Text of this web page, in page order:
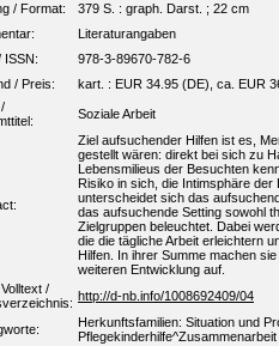
/ Format:
379 S. : graph. Darst. ; 22 cm
Literaturangaben
ISSN:
978-3-89670-782-6
/ Preis:
kart. : EUR 34.95 (DE), ca. EUR
Soziale Arbeit
Ziel aufsuchender Hilfen ist es,
gestellt wären: direkt bei sich zu
Lebensmilieus der Besuchten
Risiko in sich, die Intimsphäre
unterscheidet sich das
das aufsuchende Setting sowohl
Zielgruppen beleuchtet. Dabei
die die tägliche Arbeit erleichtern
Hilfen. In ihrer Summe machen
weiteren Entwicklung auf.
/
http://d-nb.info/1008692409/04
Herkunftsfamilien: Situation und